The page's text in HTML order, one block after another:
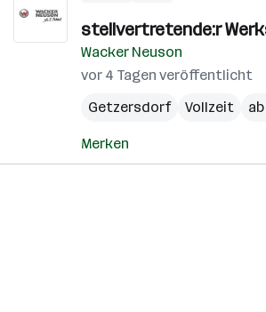
stellvertretende:r
Wacker Neuson
vor 4 Tagen veröffentlicht
Getzersdorf
Vollzeit
Merken